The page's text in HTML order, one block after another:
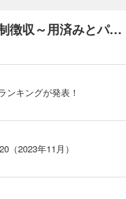
貸した魔力は【リボ払い】で強制徴収～用済みとパーティー追放された俺は、可愛いサポート妖精と一緒に取り立てた魔力を運用して最強を目指す。～（単話版）
ンキングが発表！
（2023年11月）